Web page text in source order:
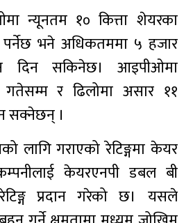
न्यूनतम १० कित्ता शेयरका
भने अधिकतममा ५ हजार
दिन सकिनेछ। आइपीओमा
र ढिलोमा असार ११
सक्नेछन् ।
लागि गराएको रेटिङ्गमा केयर
केयरएनपी डबल बी
प्रदान गरेको छ। यसले